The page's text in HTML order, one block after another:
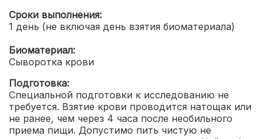
Сроки выполнения:
1 день (не включая день взятия биоматериала)
Биоматериал:
Сыворотка крови
Подготовка:
Специальной подготовки к исследованию не
требуется. Взятие крови проводится натощак или
не ранее, чем через 4 часа после необильного
приема пищи. Допустимо пить чистую не